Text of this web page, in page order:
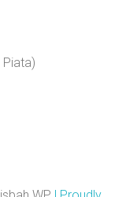
Piata)